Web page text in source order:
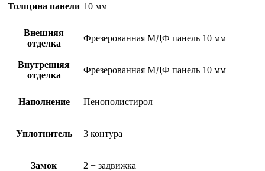
Толщина панели 10 мм
Внешняя
отделка
Фрезерованная МДФ панель 10 мм
Внутренняя
отделка
Фрезерованная МДФ панель 10 мм
Наполнение Пенополистирол
Уплотнитель 3 контура
Замок 2 + задвижка